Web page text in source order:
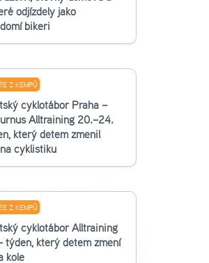
odjížděly jako
bikeři
Z KEMPŮ
cyklotábor Praha –
Alltraining 20.–24.
který dětem změnil
cyklistiku
Z KEMPŮ
cyklotábor Alltraining
týden, který dětem změní
kole